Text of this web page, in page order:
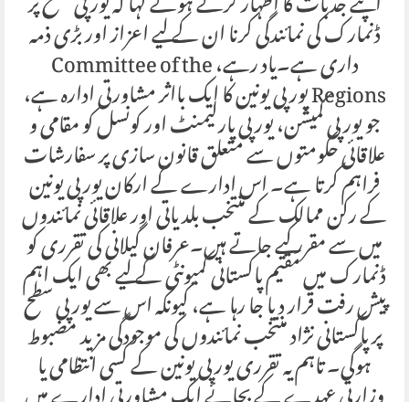
ڈنمارک کی نمائندگی کرنا ان کے لیے اعزاز اور بڑی ذمہ
داری ہے۔یاد رہے، Committee of the
Regions یورپی یونین کا ایک بااثر مشاورتی ادارہ ہے،
جو یورپی کمیشن، یورپی پارلیمنٹ اور کونسل کو مقامی و
علاقائی حکومتوں سے متعلق قانون سازی پر سفارشات
فراہم کرتا ہے۔ اس ادارے کے ارکان یورپی یونین
کے رکن ممالک کے منتخب بلدیاتی اور علاقائی نمائندوں
میں سے مقرر کیے جاتے ہیں۔عرفان گیلانی کی تقرری کو
ڈنمارک میں مقیم پاکستانی کمیونٹی کے لیے بھی ایک اہم
پیش رفت قرار دیا جا رہا ہے، کیونکہ اس سے یورپی سطح
پر پاکستانی نژاد منتخب نمائندوں کی موجودگی مزید مضبوط
ہوگی۔ تاہم یہ تقرری یورپی یونین کے کسی انتظامی یا